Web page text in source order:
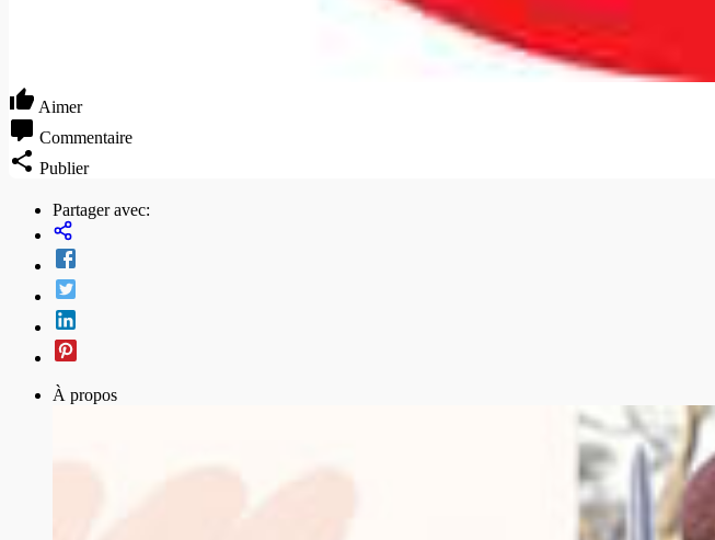
Aimer
Commentaire
Publier
Partager avec:
À propos